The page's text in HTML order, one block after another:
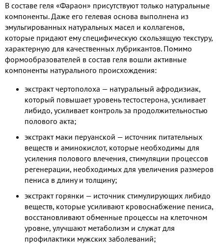
В составе геля «Фараон» присутствуют только натуральные
компоненты. Даже его гелевая основа выполнена из
эмульгированных натуральных масел и коллагенов,
которые придают ему специфическую скользящую текстуру,
характерную для качественных лубрикантов. Помимо
формообразователей в состав геля вошли активные
компоненты натурального происхождения:
экстракт чертополоха — натуральный афродизиак,
который повышает уровень тестостерона, усиливает
либидо, усиливает контроль за продолжительностью
полового акта;
экстракт маки перуанской — источник питательных
веществ и аминокислот, которые необходимы для
усиления полового влечения, стимуляции процессов
регенерации, необходимых для увеличения размеров
пениса в длину и толщину;
экстракт горянки — источник стимулирующих либидо
веществ, которые усиливают кровоснабжение пениса,
восстановливают обменные процессы на клеточном
уровне, улучшают метаболизм и служат для
профилактики мужских заболеваний;